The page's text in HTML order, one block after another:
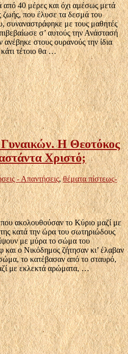
από 40 μέρες και όχι αμέσως μετά
που έλυσε τα δεσμά του
συναναστράφηκε με τους μαθητές
σ’ αυτούς την Ανάστασή
ανέβηκε στους ουρανούς την ίδια
τέτοιο θα …
Η Θεοτόκος
Χριστό;
- Απαντήσεις,θέματα πίστεως-
που ακολουθούσαν το Κύριο μαζί με
κατά την ώρα του σωτηριώδους
με μύρα το σώμα του
ο Νικόδημος ζήτησαν κι’ έλαβαν
το κατέβασαν από το σταυρό,
με εκλεκτά αρώματα, …